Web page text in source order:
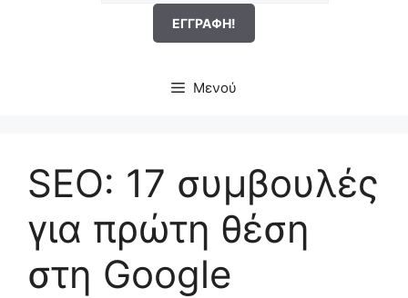
Μενού
SEO: 17 συμβουλές
για πρώτη θέση
στη Google